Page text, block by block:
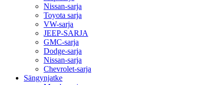
Nissan-sarja
Toyota sarja
VW-sarja
JEEP-SARJA
GMC-sarja
Dodge-sarja
Nissan-sarja
Chevrolet-sarja
Sängynjatke